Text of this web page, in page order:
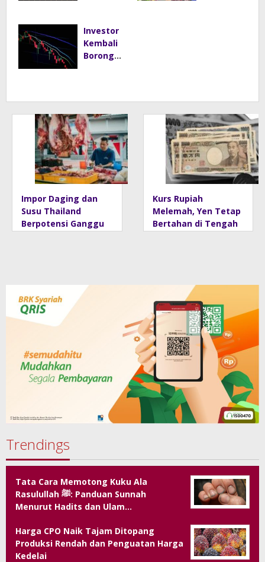
Minyak
Dunia
Investor
Kembali
Borong
ke Level
5.912 Sore
Ini
Impor Daging dan
Susu Thailand
Berpotensi Ganggu
Kurs Rupiah
Melemah, Yen Tetap
Bertahan di Tengah
Trendings
Tata Cara Memotong Kuku Ala
Rasulullah ﷺ: Panduan Sunnah
Menurut Hadits dan Ulam…
Harga CPO Naik Tajam Ditopang
Produksi Rendah dan Penguatan Harga
Kedelai